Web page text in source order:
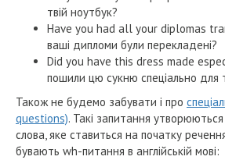
твій ноутбук?
Have you had all your diplomas
ваші дипломи були перекладені?
Did you have this dress made
пошили цю сукню спеціально для
Також не будемо забувати і про
questions). Такі запитання
слова, яке ставиться на початку
бувають wh-питання в англійській мові: